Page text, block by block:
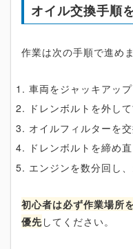
オイル交換手順
作業は次の手順で進め
車両をジャッキアッ
ドレンボルトを外し
オイルフィルターを
ドレンボルトを締め
エンジンを数分回し
初心者は必ず作業場所
優先してください。